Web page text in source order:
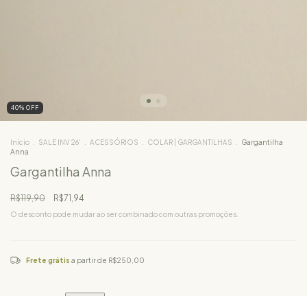
40% OFF
Início SALE INV 26' ACESSÓRIOS COLAR | GARGANTILHAS
Gargantilha
Anna
Gargantilha Anna
R$119,90 R$71,94
O desconto pode mudar ao ser combinado com outras promoções.
Frete grátis a partir de R$250,00